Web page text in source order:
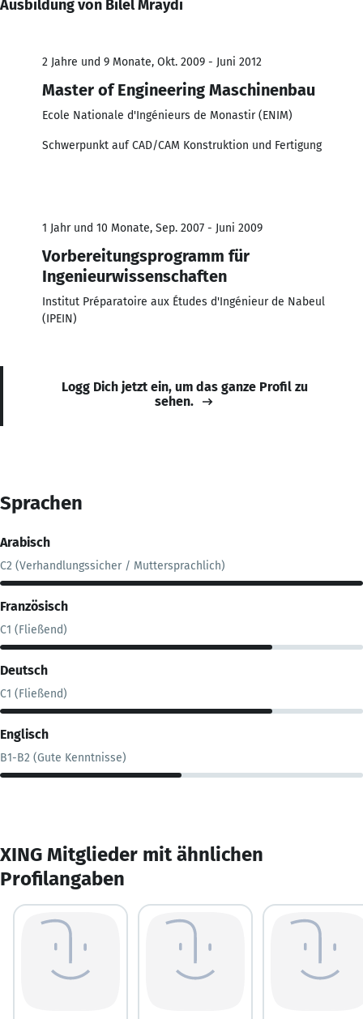
Ausbildung von Bilel Mraydi
2 Jahre und 9 Monate, Okt. 2009 - Juni 2012
Master of Engineering Maschinenbau
Ecole Nationale d'Ingénieurs de Monastir (ENIM)
Schwerpunkt auf CAD/CAM Konstruktion und Fertigung
1 Jahr und 10 Monate, Sep. 2007 - Juni 2009
Vorbereitungsprogramm für
Ingenieurwissenschaften
Institut Préparatoire aux Études d'Ingénieur de Nabeul
(IPEIN)
Logg Dich jetzt ein, um das ganze Profil zu
sehen.
Sprachen
Arabisch
C2 (Verhandlungssicher / Muttersprachlich)
Französisch
C1 (Fließend)
Deutsch
C1 (Fließend)
Englisch
B1-B2 (Gute Kenntnisse)
XING Mitglieder mit ähnlichen
Profilangaben